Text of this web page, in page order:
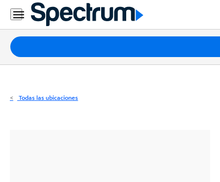
Residencial
Business
Paquetes
Internet
Todas las ubicaciones